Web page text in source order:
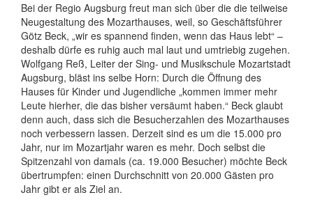
Bei der Regio Augsburg freut man sich über die die teilweise
Neugestaltung des Mozarthauses, weil, so Geschäftsführer
Götz Beck, „wir es spannend finden, wenn das Haus lebt“ –
deshalb dürfe es ruhig auch mal laut und umtriebig zugehen.
Wolfgang Reß, Leiter der Sing- und Musikschule Mozartstadt
Augsburg, bläst ins selbe Horn: Durch die Öffnung des
Hauses für Kinder und Jugendliche „kommen immer mehr
Leute hierher, die das bisher versäumt haben.“ Beck glaubt
denn auch, dass sich die Besucherzahlen des Mozarthauses
noch verbessern lassen. Derzeit sind es um die 15.000 pro
Jahr, nur im Mozartjahr waren es mehr. Doch selbst die
Spitzenzahl von damals (ca. 19.000 Besucher) möchte Beck
übertrumpfen: einen Durchschnitt von 20.000 Gästen pro
Jahr gibt er als Ziel an.